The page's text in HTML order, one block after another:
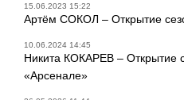
15.06.2023 15:22
Артём СОКОЛ – Открытие
10.06.2024 14:45
Никита КОКАРЕВ – Открытие
«Арсенале»